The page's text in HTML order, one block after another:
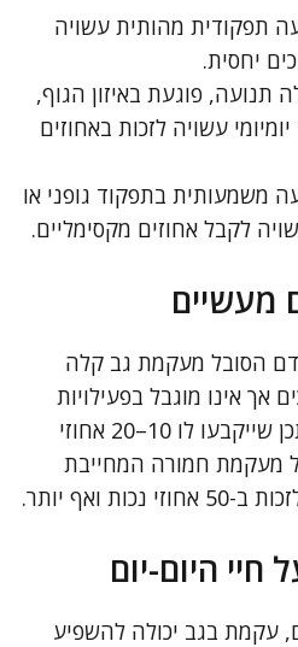
תפקודית מהותית עשויה
יחסית.
תנועה, פוגעת באיזון הגוף,
עשויה לזכות באחוזים
משמעותית בתפקוד גופני או
לקבל אחוזים מקסימליים.
מעשיים
הסובל מעקמת גב קלה
אך אינו מוגבל בפעילויות
שגרתיות. במקרה כזה, ייתכן שייקבעו לו 10–20 אחוזי
מעקמת חמורה המחייבת
ואף יותר.
היום-יום
עקמת בגב יכולה להשפיע